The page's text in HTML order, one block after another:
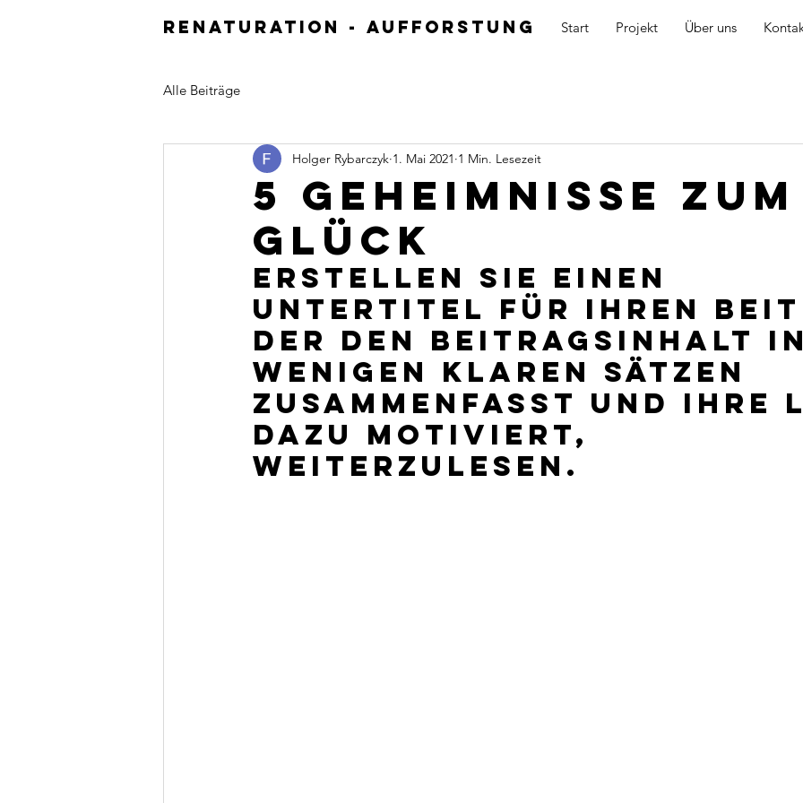
Renaturation - Aufforstung Start Projekt Über uns
Alle Beiträge
5 Geheimnisse zum
Glück
Holger Rybarczyk 1. Mai 2021 1 Min. Lesezeit
Erstellen Sie einen
Untertitel für Ihren
der den Beitragsinhalt
wenigen klaren Sätzen
zusammenfasst und Ihre
dazu motiviert,
weiterzulesen.